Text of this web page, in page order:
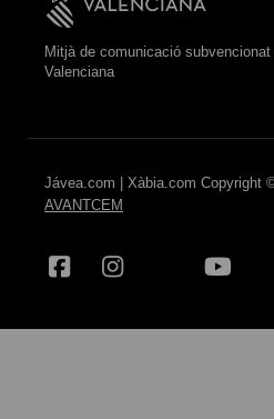
Mitjà de comunicació
Valenciana
Jávea.com | Xàbia.com Copyright
AVANTCEM